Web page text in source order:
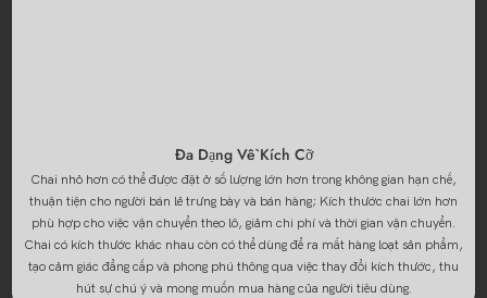
Đa Dạng Về Kích Cỡ
Chai nhỏ hơn có thể được đặt ở số lượng lớn hơn trong không gian hạn chế,
thuận tiện cho người bán lẻ trưng bày và bán hàng; Kích thước chai lớn hơn
phù hợp cho việc vận chuyển theo lô, giảm chi phí và thời gian vận chuyển.
Chai có kích thước khác nhau còn có thể dùng để ra mắt hàng loạt sản phẩm,
tạo cảm giác đẳng cấp và phong phú thông qua việc thay đổi kích thước, thu
hút sự chú ý và mong muốn mua hàng của người tiêu dùng.